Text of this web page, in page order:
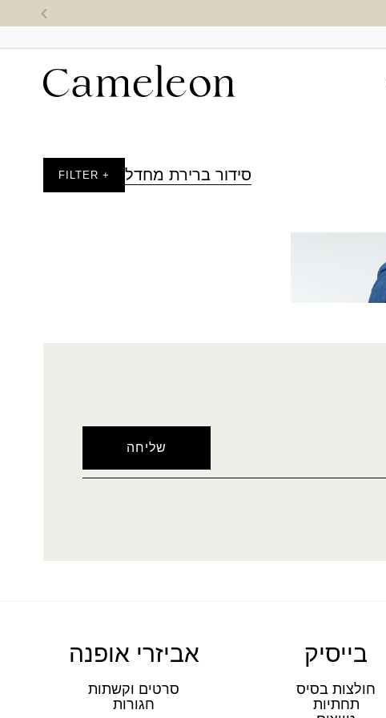
סידור ברירת מחדל + FILTER
בייסיק
חולצות בסיס
תחתיות
אביזרי אופנה
סרטים וקשתות
חגורות